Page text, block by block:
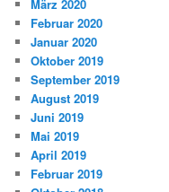
März 2020
Februar 2020
Januar 2020
Oktober 2019
September 2019
August 2019
Juni 2019
Mai 2019
April 2019
Februar 2019